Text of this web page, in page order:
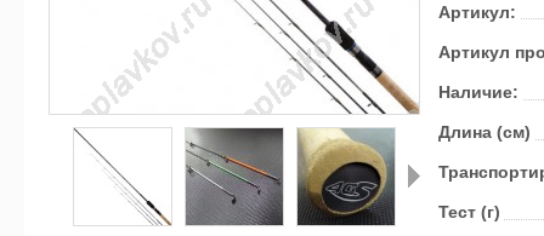
Артикул:
Артикул
Наличие:
Длина (см)
Тест (г)